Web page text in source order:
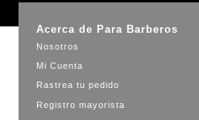
Acerca de Para Barberos
Nosotros
Mi Cuenta
Rastrea tu pedido
Registro mayorista